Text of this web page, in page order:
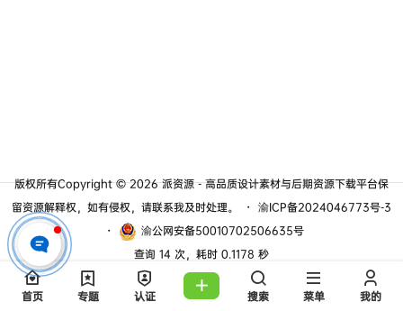
版权所有Copyright © 2026派资源 - 高品质设计素材与后期资源下载平台保
留资源解释权，如有侵权，请联系我及时处理。
・ 渝ICP备2024046773号-3
・
渝公网安备50010702506635号
查询 14 次，耗时 0.1178 秒
首页 专题 认证 搜索 菜单 我的